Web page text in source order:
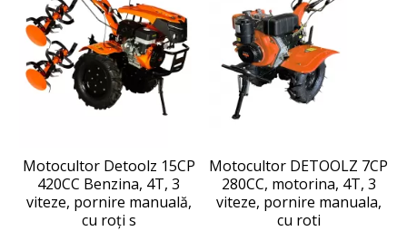
Motocultor Detoolz 15CP
420CC Benzina, 4T, 3
viteze, pornire manuală,
cu roți s
Motocultor DETOOLZ 7CP
280CC, motorina, 4T, 3
viteze, pornire manuala,
cu roti